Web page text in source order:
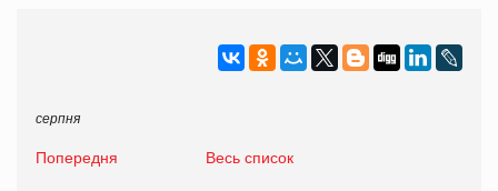
серпня
Попередня Весь список